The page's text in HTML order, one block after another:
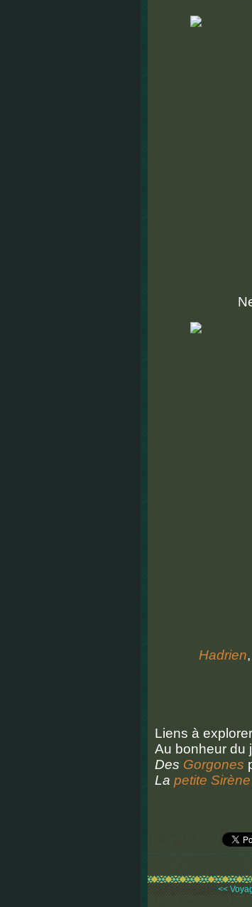
Hadrien
Liens à
Au bonheur du
Des Gorgones
La petite
<<